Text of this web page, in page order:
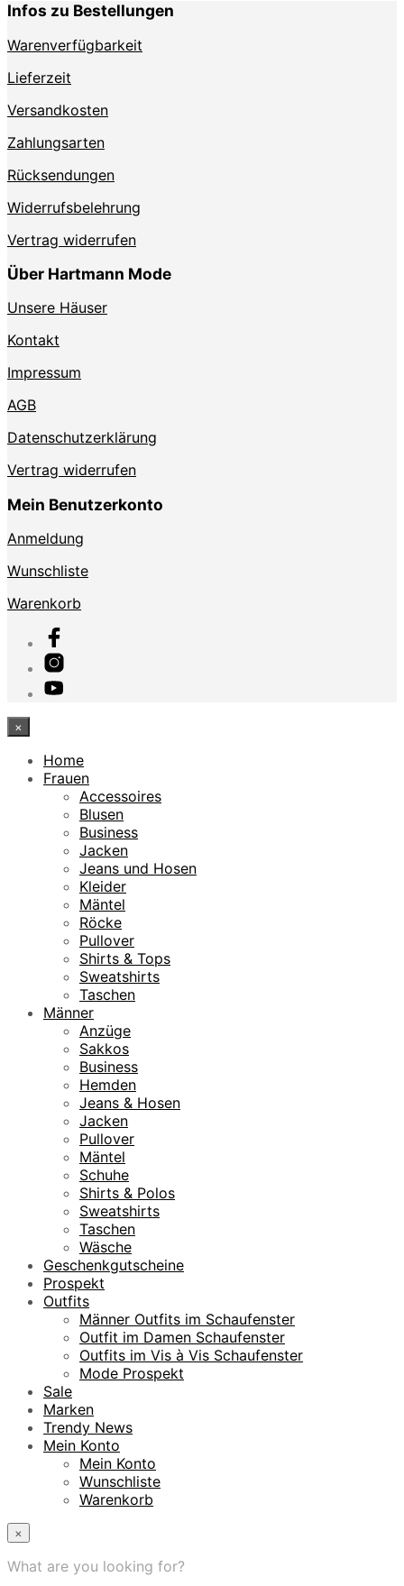
Infos zu Bestellungen
Warenverfügbarkeit
Lieferzeit
Versandkosten
Zahlungsarten
Rücksendungen
Widerrufsbelehrung
Vertrag widerrufen
Über Hartmann Mode
Unsere Häuser
Kontakt
Impressum
AGB
Datenschutzerklärung
Vertrag widerrufen
Mein Benutzerkonto
Anmeldung
Wunschliste
Warenkorb
×
Home
Frauen
Accessoires
Blusen
Business
Jacken
Jeans und Hosen
Kleider
Mäntel
Röcke
Pullover
Shirts & Tops
Sweatshirts
Taschen
Männer
Anzüge
Sakkos
Business
Hemden
Jeans & Hosen
Jacken
Pullover
Mäntel
Schuhe
Shirts & Polos
Sweatshirts
Taschen
Wäsche
Geschenkgutscheine
Prospekt
Outfits
Männer Outfits im Schaufenster
Outfit im Damen Schaufenster
Outfits im Vis à Vis Schaufenster
Mode Prospekt
Sale
Marken
Trendy News
Mein Konto
Mein Konto
Wunschliste
Warenkorb
×
What are you looking for?